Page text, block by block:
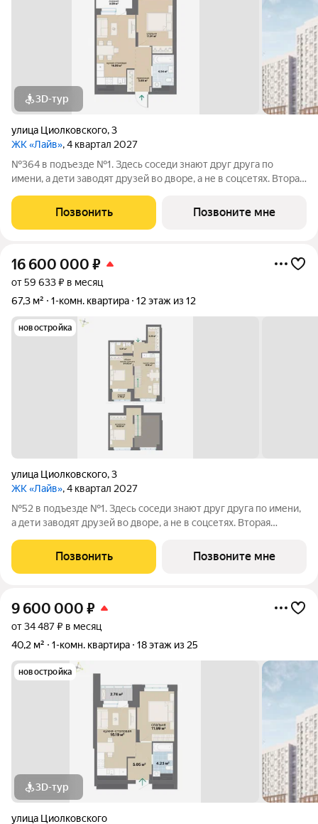
3D-тур
улица Циолковского,3
ЖК «Лайв», 4 квартал 2027
№364 в подъезде №1. Здесь соседи знают друг друга по
имени, а дети заводят друзей во дворе, а не в соцсетях. Вторая
комфорта и особенное внимание к атмосфере
добрососедства. В первой очереди
Позвонить Позвоните мне
16 600 000 ₽
от 59 633 ₽ в месяц
67,3 м²
1-комн. квартира 12 этаж из 12
новостройка
улица Циолковского,3
ЖК «Лайв», 4 квартал 2027
№52 в подъезде №1. Здесь соседи знают друг друга по имени,
а дети заводят друзей во дворе, а не в соцсетях. Вторая
комфорта и особенное внимание к атмосфере
добрососедства. В первой очереди
Позвонить Позвоните мне
9 600 000 ₽
от 34 487 ₽ в месяц
40,2 м²
1-комн. квартира 18 этаж из 25
новостройка
3D-тур
улица Циолковского